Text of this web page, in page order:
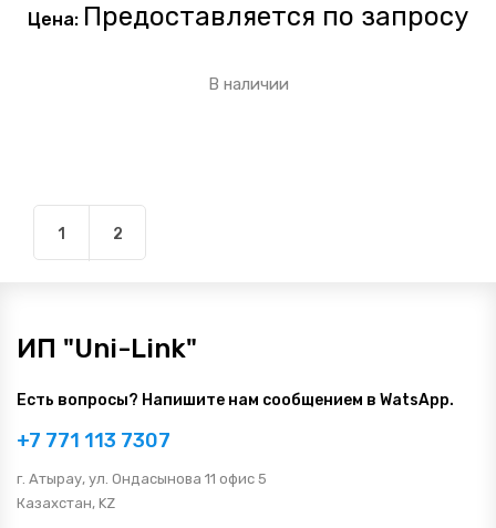
Цена: Предоставляется по запросу
В наличии
1 2
ИП "Uni-Link"
Есть вопросы? Напишите нам сообщением в WatsApp.
+7 771 113 7307
г. Атырау, ул. Ондасынова 11 офис 5
Казахстан, KZ